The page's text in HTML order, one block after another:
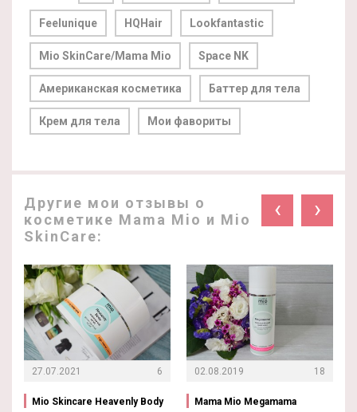
Feelunique HQHair Lookfantastic
Mio SkinCare/Mama Mio Space NK
Американская косметика Баттер для тела
Крем для тела Мои фавориты
Другие мои отзывы о
косметике Mama Mio и Mio
SkinCare:
‹ ›
27.07.2021 6
Mio Skincare Heavenly Body
02.08.2019 18
Mama Mio Megamama